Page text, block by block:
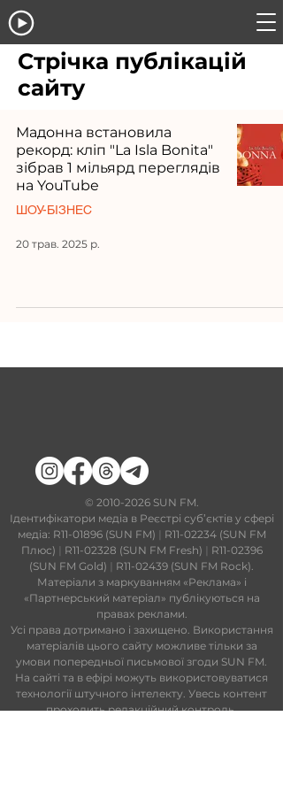
Стрічка публікацій
сайту
Мадонна встановила
рекорд: кліп "La Isla Bonita"
зібрав 1 мільярд переглядів
на YouTube
ШОУ-БІЗНЕС
20 трав. 2025 р.
​© 2010-2026SUN FM.
Ідентифікатори медіа в Реєстрі суб’єктів у сфері
медіа: R11-01896 (SUN FM) | R11-02234 (SUN FM
Плюс) | R11-02328 (SUN FM Fresh) | R11-02396
(SUN FM Gold) | R11-02439 (SUN FM Rock).
Матеріали з маркуванням «Реклама» і
«Партнерський матеріал» публікуються на
правах реклами.
Усі права дотримано і захищено. Використання
матеріалів цього сайту можливе тільки за
умови попередньої письмової згоди SUN FM.
На сайті та в ефірі можуть використовуватися
технології штучного інтелекту. Увесь контент
проходить редакційний контроль.